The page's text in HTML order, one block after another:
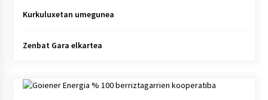
Kurkuluxetan umegunea
Zenbat Gara elkartea